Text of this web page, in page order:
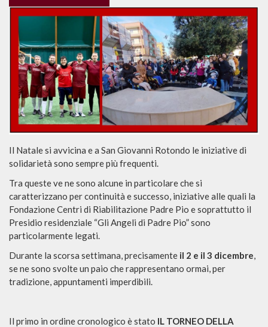
Il Natale si avvicina e a San Giovanni Rotondo le iniziative di
solidarietà sono sempre più frequenti.
Tra queste ve ne sono alcune in particolare che si
caratterizzano per continuità e successo, iniziative alle quali la
Fondazione Centri di Riabilitazione Padre Pio e soprattutto il
Presidio residenziale “Gli Angeli di Padre Pio” sono
particolarmente legati.
Durante la scorsa settimana, precisamente il 2 e il 3 dicembre,
se ne sono svolte un paio che rappresentano ormai, per
tradizione, appuntamenti imperdibili.
Il primo in ordine cronologico è stato IL TORNEO DELLA